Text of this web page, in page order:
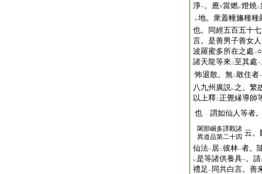
淨一。應下當燃レ燈燒二
レ地。衆蓋幢旛種種
也。同經五百五十
言。是善男子善女
波羅蜜多所在之處一
諸天龍等來 二至其處一
怖退散。無二敢住者一
八九州廣説レ之。繁
以上釋二正覺縁導師
也 謂如仙人等者
闍那崛多譯觀諸
異道品第二十四 云。
仙法一居二彼林一者。
レ是等諸供養具一。請
禮足 一 同共白言。善